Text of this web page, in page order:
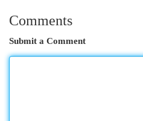
Comments
Submit a Comment